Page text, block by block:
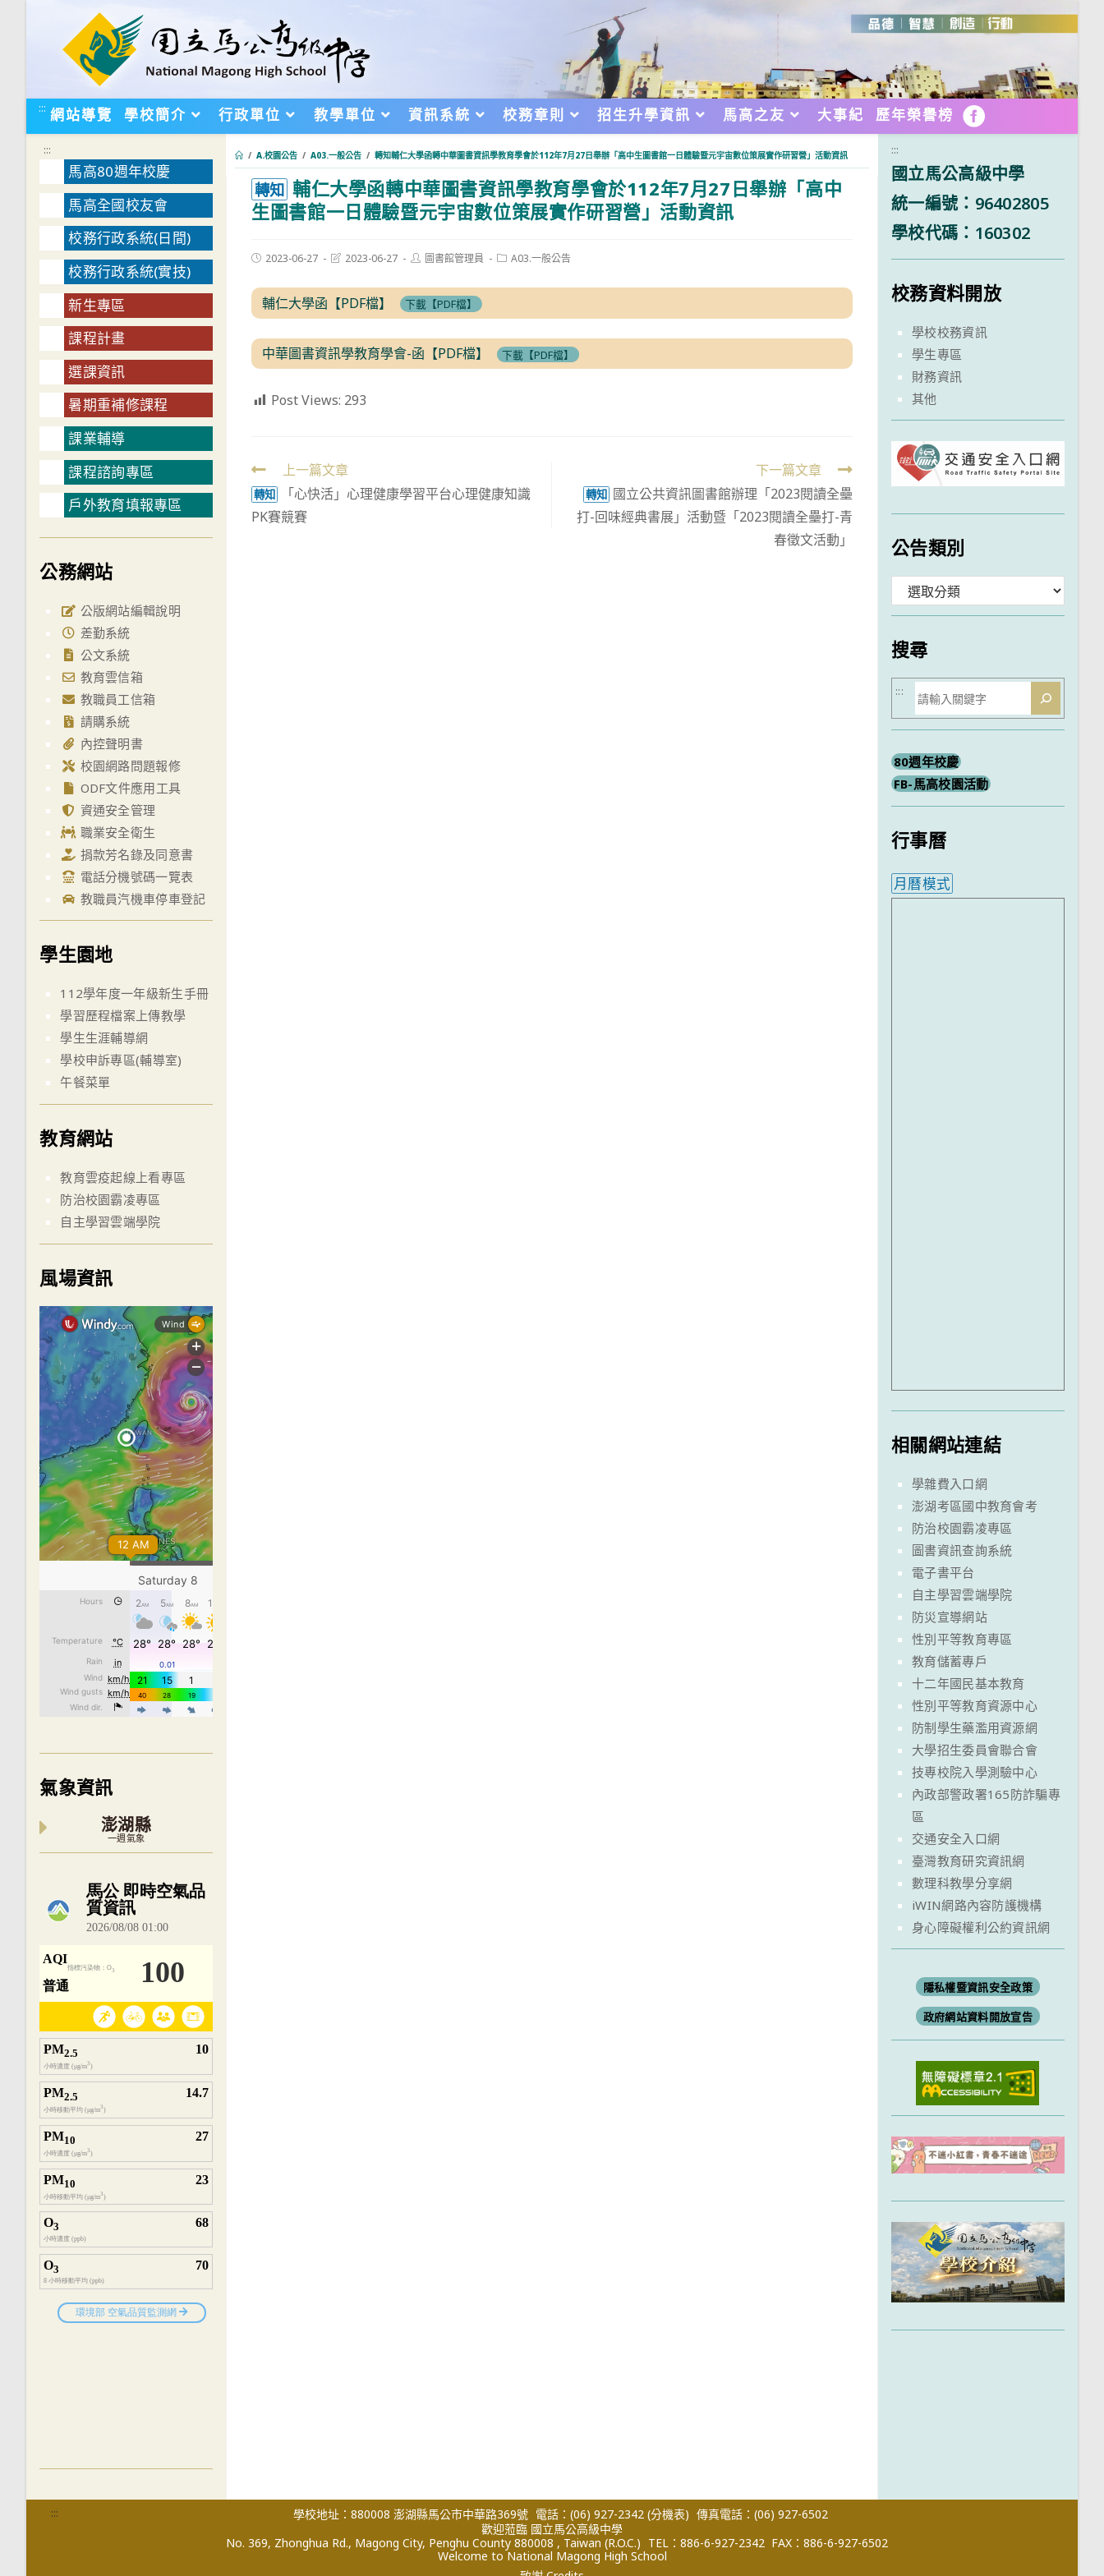
::: 網站導覽 學校簡介 行政單位 教學單位 資訊系統 校務章則 招生升學資訊 馬高之友 大事紀 歷年榮譽榜 FB
/ A.校園公告 / A03.一般公告 / 轉知輔仁大學函轉中華圖書資訊學教育學會於112年7月27日舉辦「高中生圖書館一日體驗暨元宇宙數位策展實作研習營」活動資訊
轉知 輔仁大學函轉中華圖書資訊學教育學會於112年7月27日舉辦「高中
生圖書館一日體驗暨元宇宙數位策展實作研習營」活動資訊
Post2023-06-27
Post2023-06-27
Post圖書館管理員
PostA03.一般公告
輔仁大學函【PDF檔】 下載【PDF檔】
中華圖書資訊學教育學會-函【PDF檔】 下載【PDF檔】
Post Views: 293
Read
more
articles
上一篇文章
轉知
「心快活」心理健康學習平台心理健康知識
PK賽競賽
下一篇文章
轉知 國立公共資訊圖書館辦理「2023閱讀全壘
打-回味經典書展」活動暨「2023閱讀全壘打-青
春徵文活動」
:::
馬高80週年校慶
馬高全國校友會
校務行政系統(日間)
校務行政系統(實技)
新生專區
課程計畫
選課資訊
暑期重補修課程
課業輔導
課程諮詢專區
戶外教育填報專區
公務網站
公版網站編輯說明
差勤系統
公文系統
教育雲信箱
教職員工信箱
請購系統
內控聲明書
校園網路問題報修
ODF文件應用工具
資通安全管理
職業安全衛生
捐款芳名錄及同意書
電話分機號碼一覽表
教職員汽機車停車登記
學生園地
112學年度一年級新生手冊
學習歷程檔案上傳教學
學生生涯輔導網
學校申訴專區(輔導室)
午餐菜單
教育網站
教育雲疫起線上看專區
防治校園霸凌專區
自主學習雲端學院
風場資訊
氣象資訊
澎湖縣
一週氣象
內嵌空氣品質小工具為視覺預覽，完整即時空氣品質資料請開啟
:::
國立馬公高級中學
統一編號：96402805
學校代碼：160302
校務資料開放
學校校務資訊
學生專區
財務資訊
其他
公告類別
類
搜尋
搜
尋
:::
80週年校慶
FB-馬高校園活動
行事曆
月曆模式
相關網站連結
學雜費入口網
澎湖考區國中教育會考
防治校園霸凌專區
圖書資訊查詢系統
電子書平台
自主學習雲端學院
防災宣導網站
性別平等教育專區
教育儲蓄專戶
十二年國民基本教育
性別平等教育資源中心
防制學生藥濫用資源網
大學招生委員會聯合會
技專校院入學測驗中心
內政部警政署165防詐騙專
區
交通安全入口網
臺灣教育研究資訊網
數理科教學分享網
iWIN網路內容防護機構
身心障礙權利公約資訊網
隱私權暨資訊安全政策
政府網站資料開放宣告
::: 學校地址：880008 澎湖縣馬公市中華路369號 電話：(06) 927-2342 (分機表) 傳真電話：(06) 927-6502
歡迎蒞臨 國立馬公高級中學
No. 369, Zhonghua Rd., Magong City, Penghu County 880008 , Taiwan (R.O.C.) TEL：886-6-927-2342 FAX：886-6-927-6502
Welcome to National Magong High School